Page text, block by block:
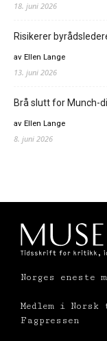
18. juni 2026
Risikerer
av Ellen Lange
13. juni 2026
Brå slutt for Munch-
av Ellen Lange
8. juni 2026
Norges eneste
Medlem i
Fagpressen